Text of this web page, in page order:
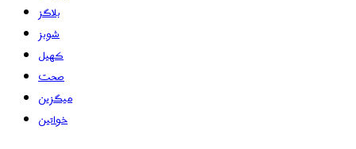
بلاگز
شوبز
کھیل
صحت
میگزین
خواتین